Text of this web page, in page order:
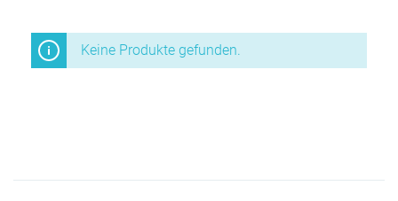
Keine Produkte gefunden.